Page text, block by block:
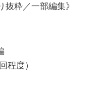
抜粋／一部編集》
程度）